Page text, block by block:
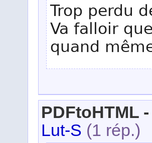
Trop perdu
Va falloir
quand
PDFtoHTML
Lut-S (1 rép.)